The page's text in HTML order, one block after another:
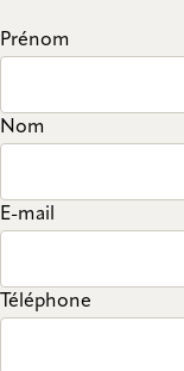
Prénom
Nom
E-mail
Téléphone